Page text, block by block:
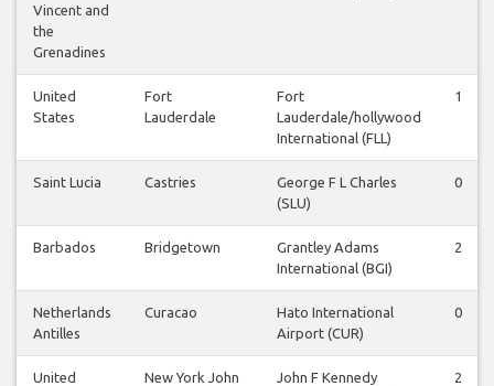
Vincent and
the
Grenadines
United
States
Fort
Lauderdale
Fort
Lauderdale/hollywood
International (FLL)
1
Saint Lucia Castries
George F L Charles
(SLU)
0
Barbados Bridgetown
Grantley Adams
International (BGI)
2
Netherlands
Antilles
Curacao
Hato International
Airport (CUR)
0
United
New York John
John F Kennedy
2